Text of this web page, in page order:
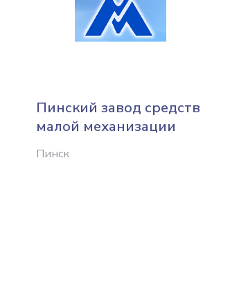
Пинский завод средств
малой механизации
Пинск